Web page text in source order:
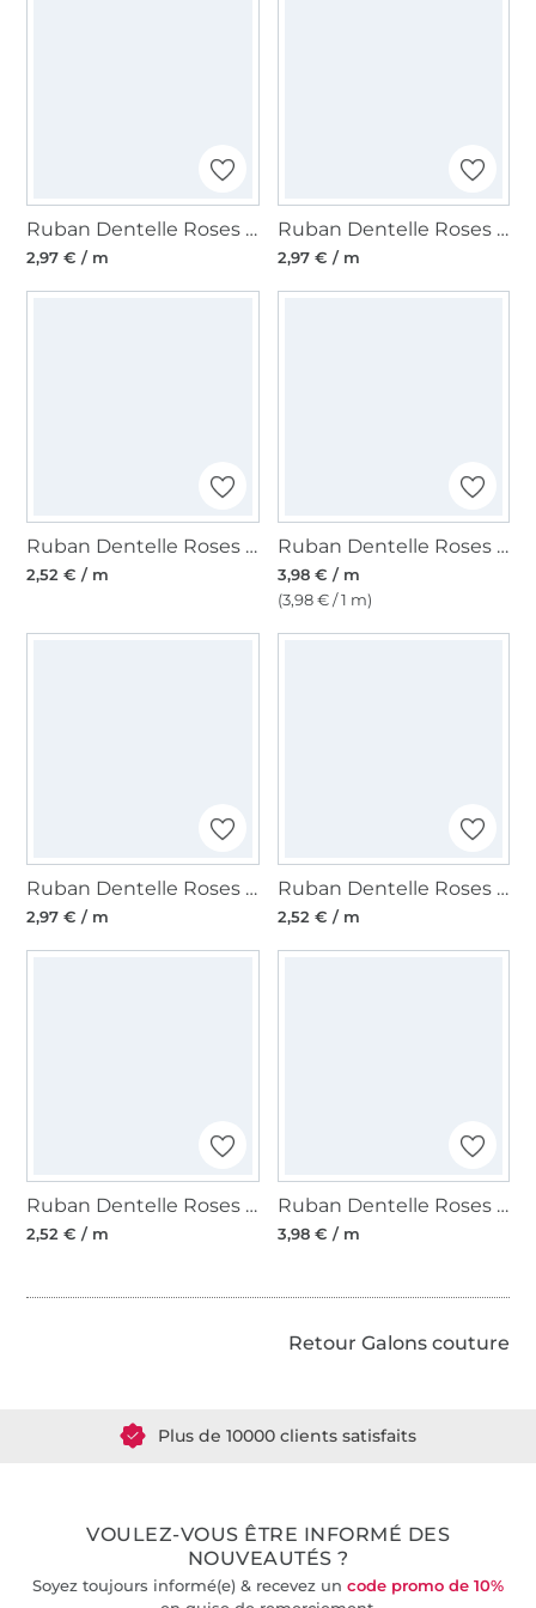
Ruban Dentelle Roses et perles, 25 mm, sable
2,97 € / m
Ruban Dentelle Roses et perles, 25 mm, bleu foncé
2,97 € / m
Ruban Dentelle Roses et perles, 25 mm, dusty mauve
2,52 € / m
Ruban Dentelle Roses et perles, rose clair 30 mm
3,98 € / m
(3,98 € / 1 m)
Ruban Dentelle Roses et perles, 25 mm, rouge
2,97 € / m
Ruban Dentelle Roses et perles, vanille 25 mm
2,52 € / m
Ruban Dentelle Roses et perles, turquoise 25 mm
2,52 € / m
Ruban Dentelle Roses et perles, blanc laine 30 mm
3,98 € / m
Retour Galons couture
VOULEZ-VOUS ÊTRE INFORMÉ DES
NOUVEAUTÉS ?
Soyez toujours informé(e) & recevez un code promo de 10%